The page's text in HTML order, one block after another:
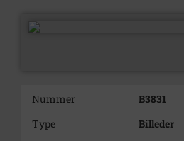
Nummer
B3831
Type
Billeder